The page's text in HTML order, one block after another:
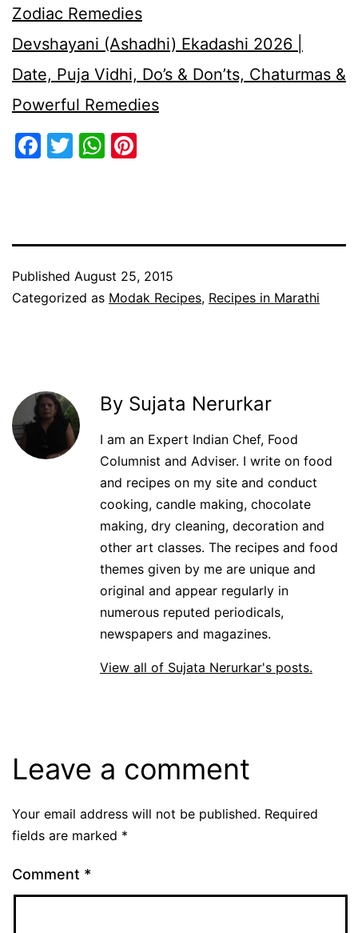
Zodiac Remedies
Devshayani (Ashadhi) Ekadashi 2026 |
Date, Puja Vidhi, Do’s & Don’ts, Chaturmas &
Powerful Remedies
Facebook
TwitterWhatsApp
Published August 25, 2015
Categorized as Modak Recipes, Recipes in Marathi
By Sujata Nerurkar
I am an Expert Indian Chef, Food
Columnist and Adviser. I write on food
and recipes on my site and conduct
cooking, candle making, chocolate
making, dry cleaning, decoration and
other art classes. The recipes and food
themes given by me are unique and
original and appear regularly in
numerous reputed periodicals,
newspapers and magazines.
View all of Sujata Nerurkar's posts.
Leave a comment
Your email address will not be published. Required
fields are marked *
Comment *